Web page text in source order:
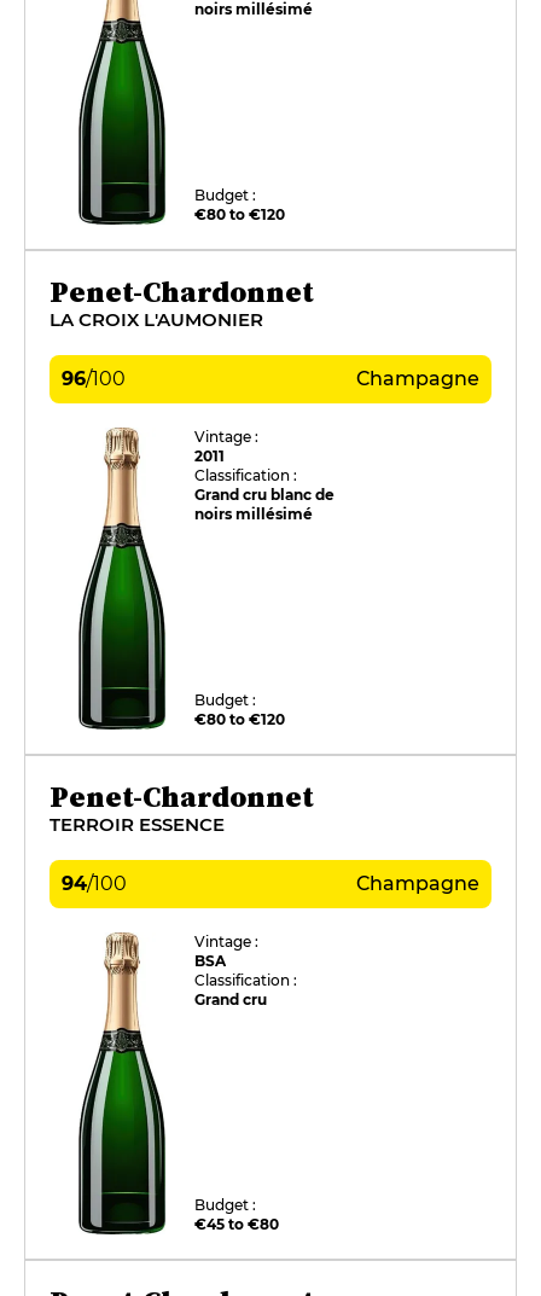
noirs millésimé
Budget :
€80 to €120
Penet-Chardonnet
LA CROIX L'AUMONIER
96/100 Champagne
Vintage :
2011
Classification :
Grand cru blanc de
noirs millésimé
Budget :
€80 to €120
Penet-Chardonnet
TERROIR ESSENCE
94/100 Champagne
Vintage :
BSA
Classification :
Grand cru
Budget :
€45 to €80